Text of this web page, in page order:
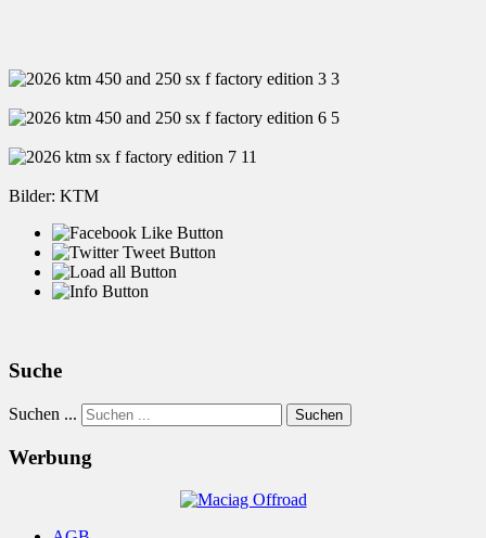
Bilder: KTM
Suche
Suchen ... Suchen
Werbung